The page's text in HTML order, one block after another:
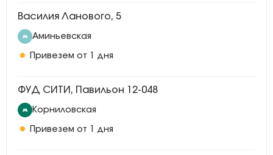
Василия Ланового, 5
Аминьевская
Привезем от 1 дня
ФУД СИТИ, Павильон 12-048
Корниловская
Привезем от 1 дня